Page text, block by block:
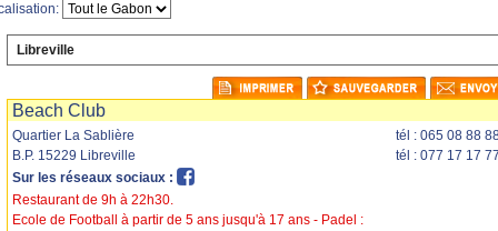
Libreville
Envoyer
Beach Club
Quartier La Sablière
B.P. 15229 Libreville
Sur les réseaux sociaux :
tél : 065 08 88
tél : 077 17 17
Restaurant de 9h à 22h30.
Ecole de Football à partir de 5 ans jusqu'à 17 ans - Padel :